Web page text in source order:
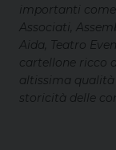
importanti come
Associati,
Aida, Teatro
cartellone ricco
altissima
storicità delle